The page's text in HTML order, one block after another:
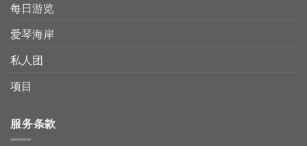
每日游览
爱琴海岸
私人团
项目
服务条款